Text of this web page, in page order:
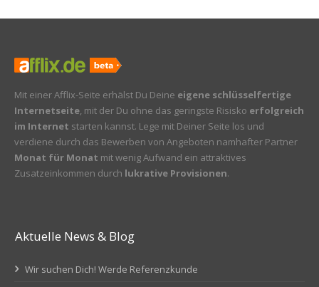
Mit einer Afflix-Seite erhälst Du Deine eigene schlüsselfertige
Internetseite, mit der Du ohne das geringste Risisko erfolgreich
im Internet starten kannst. Lege mit Deiner Seite los und
verdiene durch das Bewerben von Angeboten namhafter Partner
Monat für Monat mit wenig Aufwand ein attraktives
Zusatzeinkommen durch lukrative Provisionen.
Aktuelle News & Blog
Wir suchen Dich! Werde Referenzkunde